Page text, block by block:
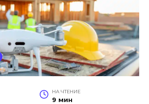
НА ЧТЕНИЕ
9 мин